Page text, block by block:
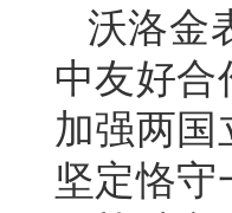
沃洛金
中友好合
加强两国
坚定恪